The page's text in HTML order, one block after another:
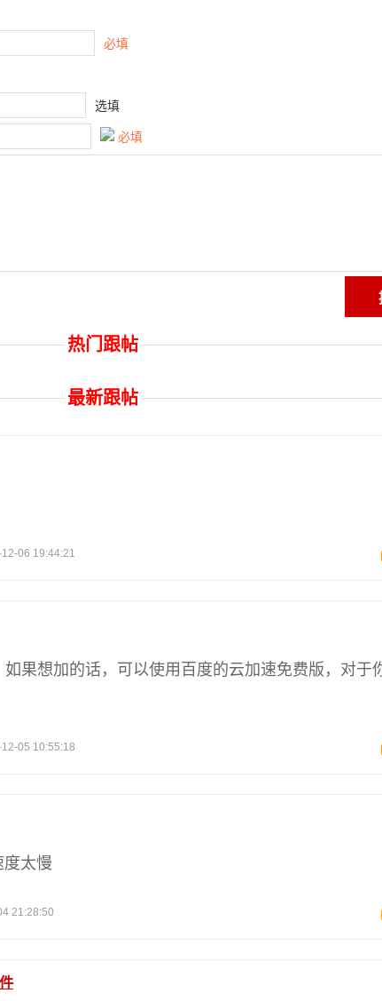
必填
选填
必填
热门跟帖
最新跟帖
06 19:44:21
果想加的话，可以使用百度的云加速免费版，对于
05 10:55:18
度太慢
21:28:50